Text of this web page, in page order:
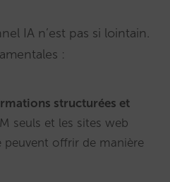
IA n’est pas si lointain.
:
structurées et
seuls et les sites web
peuvent offrir de manière